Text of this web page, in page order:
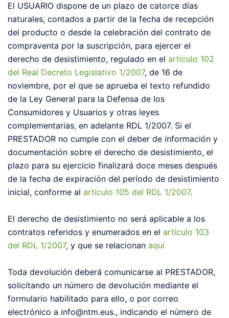
El USUARIO dispone de un plazo de catorce días
naturales, contados a partir de la fecha de recepción
del producto o desde la celebración del contrato de
compraventa por la suscripción, para ejercer el
derecho de desistimiento, regulado en el artículo 102
del Real Decreto Legislativo 1/2007, de 16 de
noviembre, por el que se aprueba el texto refundido
de la Ley General para la Defensa de los
Consumidores y Usuarios y otras leyes
complementarias, en adelante RDL 1/2007. Si el
PRESTADOR no cumple con el deber de información y
documentación sobre el derecho de desistimiento, el
plazo para su ejercicio finalizará doce meses después
de la fecha de expiración del período de desistimiento
inicial, conforme al artículo 105 del RDL 1/2007.
El derecho de desistimiento no será aplicable a los
contratos referidos y enumerados en el artículo 103
del RDL 1/2007, y que se relacionan aquí
Toda devolución deberá comunicarse al PRESTADOR,
solicitando un número de devolución mediante el
formulario habilitado para ello, o por correo
electrónico a info@ntm.eus., indicando el número de